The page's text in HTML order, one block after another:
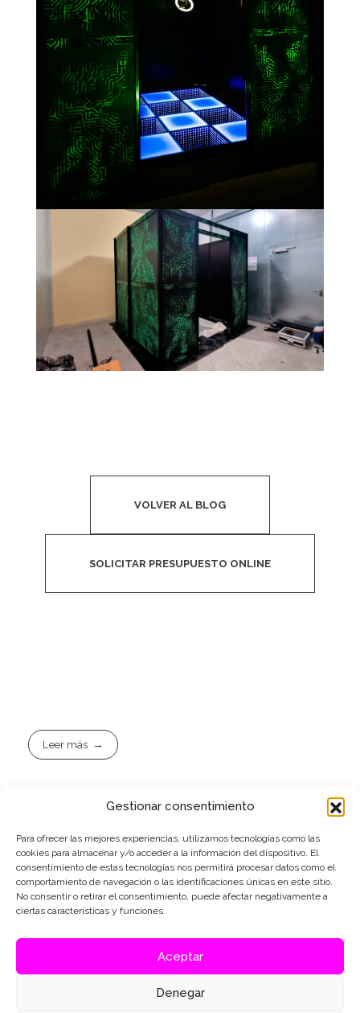
Gestionar consentimiento
Para ofrecer las mejores experiencias, utilizamos tecnologías como las
cookies para almacenar y/o acceder a la información del dispositivo. El
consentimiento de estas tecnologías nos permitirá procesar datos como el
comportamiento de navegación o las identificaciones únicas en este sitio.
No consentir o retirar el consentimiento, puede afectar negativamente a
ciertas características y funciones.
Aceptar
Denegar
VOLVER AL BLOG
SOLICITAR PRESUPUESTO ONLINE
Leer más
@conceptocirco33
@yoe333
@infamousbure33
@conceptocirco
@conceptoyoe
+34 616 715 784
conceptocirco@conceptocirco.com